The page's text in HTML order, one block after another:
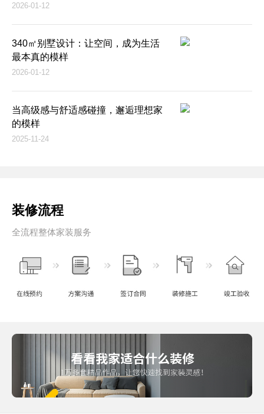
2026-01-12
340㎡别墅设计：让空间，成为生活
最本真的模样
2026-01-12
当高级感与舒适感碰撞，邂逅理想家
的模样
2025-11-24
装修流程
全流程整体家装服务